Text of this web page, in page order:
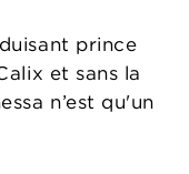
prince
et sans la
n’est qu'un